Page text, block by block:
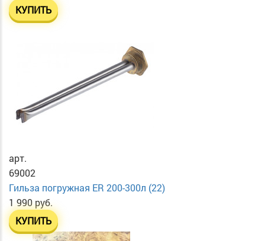
КУПИТЬ
арт.
69002
Гильза погружная ER 200-300л (22)
1 990 руб.
КУПИТЬ